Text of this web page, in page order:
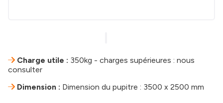
Charge utile : 350kg - charges supérieures : nous
consulter
Dimension : Dimension du pupitre : 3500 x 2500 mm